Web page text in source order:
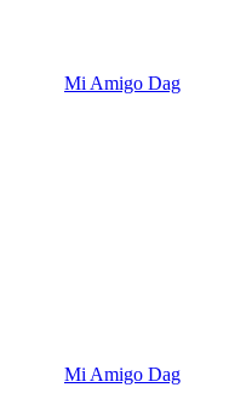
Mi Amigo Dag
Mi Amigo Dag